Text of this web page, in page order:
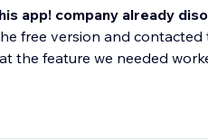
app! company already
free version and
the feature we needed